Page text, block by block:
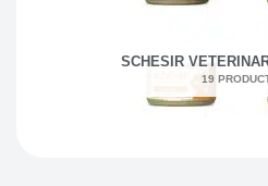
SCHESIR
19